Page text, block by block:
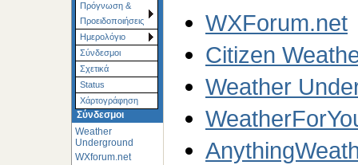
Πρόγνωση &
Προειδοποιήσεις
Ημερολόγιο
Σύνδεσμοι
Σχετικά
Status
Χάρτoγράφηση
Σύνδεσμοι
Weather
Underground
WXforum.net
WXForum.net
Citizen
Weather